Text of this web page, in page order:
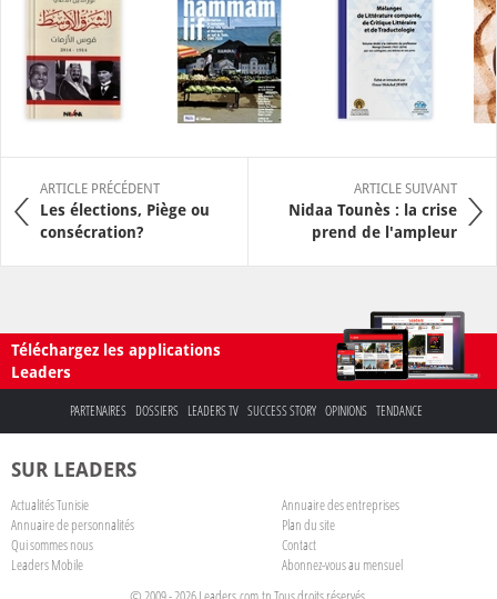
ARTICLE PRÉCÉDENT
Les élections, Piège ou
consécration?
ARTICLE SUIVANT
Nidaa Tounès : la crise
prend de l'ampleur
Téléchargez les applications
Leaders
PARTENAIRES DOSSIERS LEADERS TV SUCCESS STORY OPINIONS TENDANCE
SUR LEADERS
Actualités Tunisie
Annuaire des entreprises
Annuaire de personnalités
Plan du site
Qui sommes nous
Contact
Leaders Mobile
Abonnez-vous au mensuel